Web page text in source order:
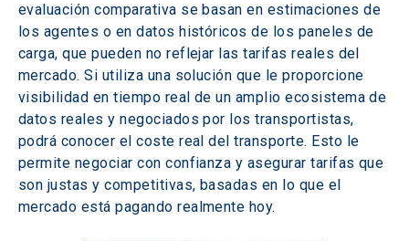
evaluación comparativa se basan en estimaciones de
los agentes o en datos históricos de los paneles de
carga, que pueden no reflejar las tarifas reales del
mercado. Si utiliza una solución que le proporcione
visibilidad en tiempo real de un amplio ecosistema de
datos reales y negociados por los transportistas,
podrá conocer el coste real del transporte. Esto le
permite negociar con confianza y asegurar tarifas que
son justas y competitivas, basadas en lo que el
mercado está pagando realmente hoy.